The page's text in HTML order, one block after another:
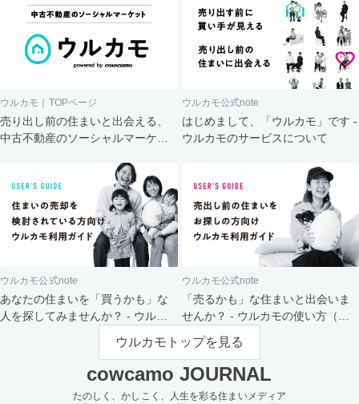
ウルカモ｜TOPページ
売り出し前の住まいと出会える、
中古不動産のソーシャルマーケッ
ウルカモ公式note
はじめまして、「ウルカモ」です -
ウルカモのサービスについて
ウルカモ公式note
あなたの住まいを「買うかも」な
人を探してみませんか？ - ウルカ
ウルカモ公式note
「売るかも」な住まいと出会いま
せんか？ - ウルカモの使い方（買
主さま向け）
ウルカモトップを見る
cowcamo JOURNAL
たのしく、かしこく、人生を彩る住まいメディア